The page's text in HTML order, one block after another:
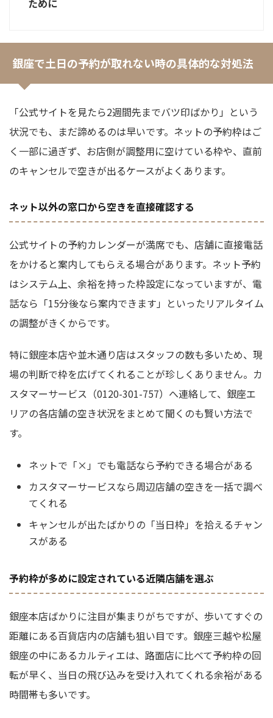
ために
銀座で土日の予約が取れない時の具体的な対処法
「公式サイトを見たら2週間先までバツ印ばかり」という
状況でも、まだ諦めるのは早いです。ネットの予約枠はご
く一部に過ぎず、お店側が調整用に空けている枠や、直前
のキャンセルで空きが出るケースがよくあります。
ネット以外の窓口から空きを直接確認する
公式サイトの予約カレンダーが満席でも、店舗に直接電話
をかけると案内してもらえる場合があります。ネット予約
はシステム上、余裕を持った枠設定になっていますが、電
話なら「15分後なら案内できます」といったリアルタイム
の調整がきくからです。
特に銀座本店や並木通り店はスタッフの数も多いため、現
場の判断で枠を広げてくれることが珍しくありません。カ
スタマーサービス（0120-301-757）へ連絡して、銀座エ
リアの各店舗の空き状況をまとめて聞くのも賢い方法で
す。
ネットで「×」でも電話なら予約できる場合がある
カスタマーサービスなら周辺店舗の空きを一括で調べ
てくれる
キャンセルが出たばかりの「当日枠」を拾えるチャン
スがある
予約枠が多めに設定されている近隣店舗を選ぶ
銀座本店ばかりに注目が集まりがちですが、歩いてすぐの
距離にある百貨店内の店舗も狙い目です。銀座三越や松屋
銀座の中にあるカルティエは、路面店に比べて予約枠の回
転が早く、当日の飛び込みを受け入れてくれる余裕がある
時間帯も多いです。